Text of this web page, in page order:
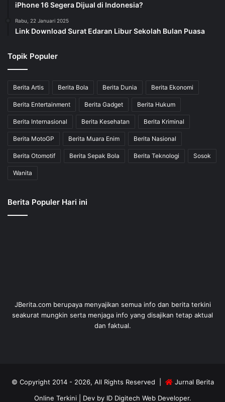
iPhone 16 Segera Dijual di Indonesia?
Rabu, 22 Januari 2025
Link Download Surat Edaran Libur Sekolah Bulan Puasa
Topik Populer
Berita Artis Berita Bola Berita Dunia Berita Ekonomi
Berita Entertainment Berita Gadget Berita Hukum
Berita Internasional Berita Kesehatan Berita Kriminal
Berita MotoGP Berita Muara Enim Berita Nasional
Berita Otomotif Berita Sepak Bola Berita Teknologi Sosok
Wanita
Berita Populer Hari ini
JBerita.com berupaya menyajikan semua info dan berita terkini
seakurat mungkin serta menjaga info yang disajikan tetap aktual
dan faktual.
© Copyright 2014 - 2026, All Rights Reserved |
Jurnal Berita
Online Terkini| Dev by ID Digitech Web Developer.